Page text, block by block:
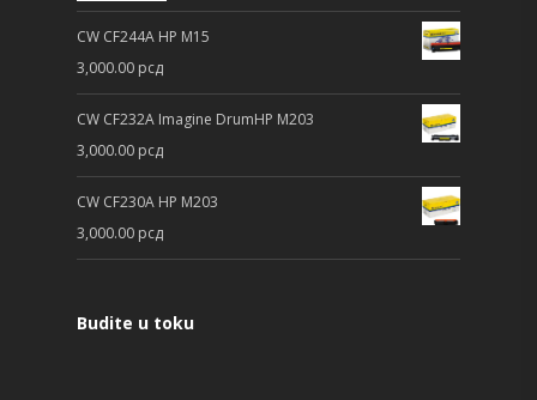
CW CF244A HP M15
3,000.00 рсд
CW CF232A Imagine DrumHP M203
3,000.00 рсд
CW CF230A HP M203
3,000.00 рсд
Budite u toku